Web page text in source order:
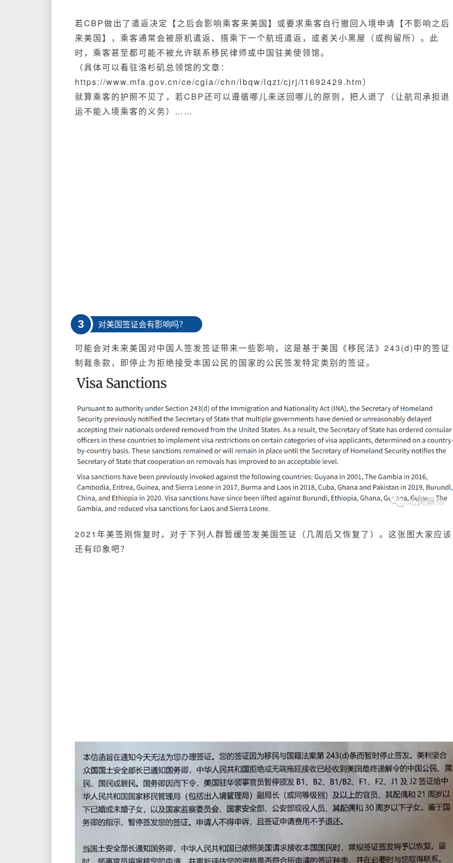
若CBP做出了遣返决定【之后会影响乘客来美国】或要求乘客自行撤回入境申请【不影响之后
来美国】，乘客通常会被原机遣返、搭乘下一个航班遣返，或者关小黑屋（或拘留所）。此
时，乘客甚至都可能不被允许联系移民律师或中国驻美使领馆。
（具体可以看驻洛杉矶总领馆的文章：
https://www.mfa.gov.cn/ce/cgla//chn/lbqw/lqzt/cjrj/t1692429.htm）
就算乘客的护照不见了，若CBP还可以遵循哪儿来送回哪儿的原则，把人退了（让航司承担退
运不能入境乘客的义务）……
3 对美国签证会有影响吗？
可能会对未来美国对中国人签发签证带来一些影响，这是基于美国《移民法》243(d)中的签证
制裁条款，即停止为拒绝接受本国公民的国家的公民签发特定类别的签证。
2021年美签刚恢复时，对于下列人群暂缓签发美国签证（几周后又恢复了）。这张图大家应该
还有印象吧？